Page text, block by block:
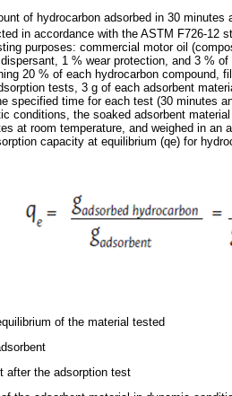
of hydrocarbon adsorbed in 30 minutes
in accordance with the ASTM F726-12
purposes: commercial motor oil
1 % wear protection, and 3 %
20 % of each hydrocarbon compound,
tests, 3 g of each adsorbent
specified time for each test (30 minutes
conditions, the soaked adsorbent
at room temperature, and weighed in an
capacity at equilibrium (qe) for
of the material tested
after the adsorption test